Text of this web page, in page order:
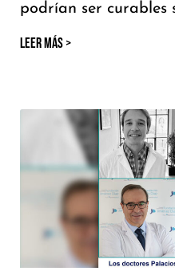
podrían ser curables
LEER MÁS >